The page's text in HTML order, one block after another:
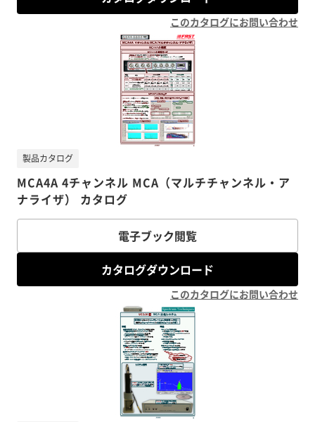
このカタログにお問い合わせ
MCA4A 4チャンネル MCA（マルチチャンネル・ア
ナライザ） カタログ
製品カタログ
電子ブック閲覧
カタログダウンロード
このカタログにお問い合わせ